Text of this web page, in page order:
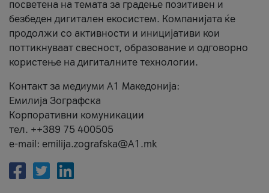
посветена на темата за градење позитивен и
безбеден дигитален екосистем. Компанијата ќе
продолжи со активности и иницијативи кои
поттикнуваат свесност, образование и одговорно
користење на дигиталните технологии.
Контакт за медиуми А1 Македонија:
Емилија Зографска
Корпоративни комуникации
тел. ++389 75 400505
e-mail: emilija.zografska@A1.mk